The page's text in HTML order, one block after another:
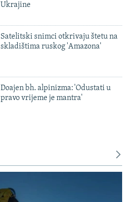
Ukrajine
Satelitski snimci otkrivaju štetu na
skladištima ruskog 'Amazona'
Doajen bh. alpinizma: 'Odustati u
pravo vrijeme je mantra'